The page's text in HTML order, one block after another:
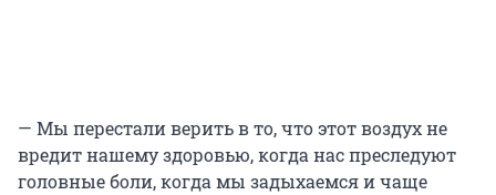
— Мы перестали верить в то, что этот воздух не
вредит нашему здоровью, когда нас преследуют
головные боли, когда мы задыхаемся и чаще